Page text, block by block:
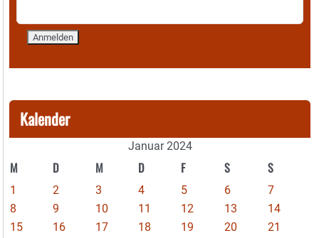
Kalender
Januar 2024
M D M D F S S
1 2 3 4 5 6
7
8
9 10 11 12 13
14
15
16 17 18 19 20
21